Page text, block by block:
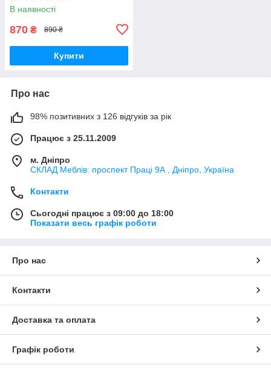
В наявності
870 ₴ 890 ₴
Купити
Про нас
98% позитивних з 126 відгуків за рік
Працює з 25.11.2009
м. Дніпро
СКЛАД Меблів: проспект Праці 9А , Дніпро, Україна
Контакти
Сьогодні працює з 09:00 до 18:00
Показати весь графік роботи
Про нас
Контакти
Доставка та оплата
Графік роботи